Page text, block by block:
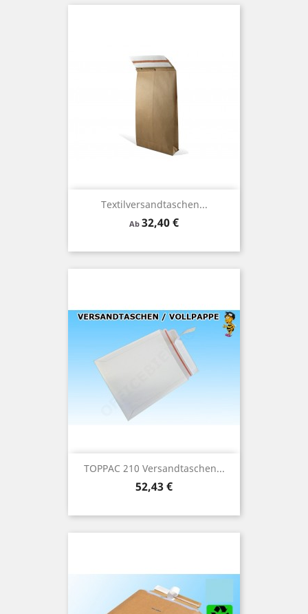
Textilversandtaschen...
Ab Preis
32,40 €
TOPPAC 210 Versandtaschen...
Preis
52,43 €